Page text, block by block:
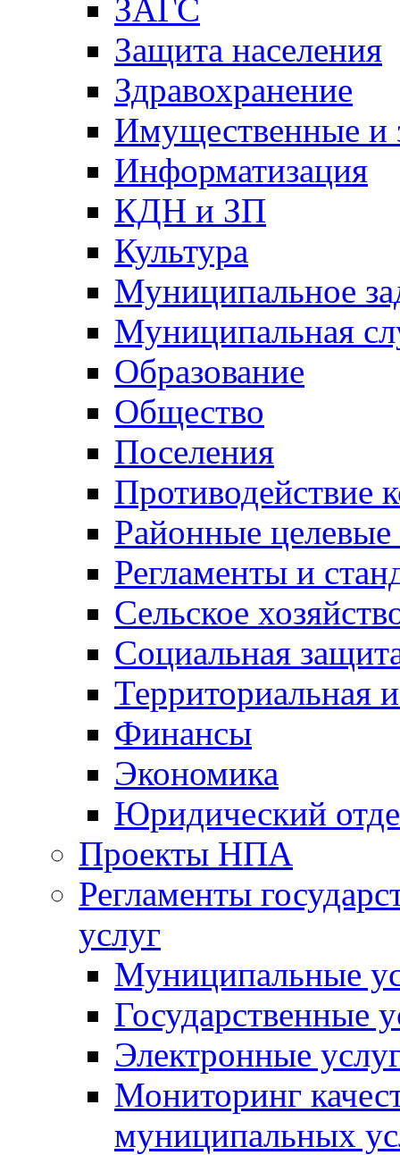
ЗАГС
Защита населения
Здравохранение
Имущественные и
Информатизация
КДН и ЗП
Культура
Муниципальное
Муниципальная
Образование
Общество
Поселения
Противодействие
Районные
Регламенты и
Сельское
Социальная
Территориальная
Финансы
Экономика
Юридический
Проекты НПА
Регламенты
услуг
Муниципальные
Государственные
Электронные
Мониторинг
муниципальных